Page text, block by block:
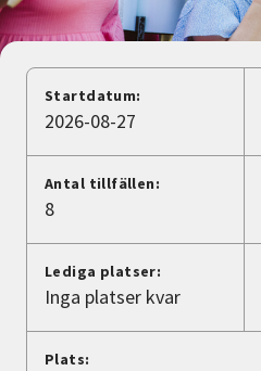
Cirkelledare
Nyheter
Avdelningar
Lyssna
Startdatum:
2026-08-27
Antal tillfällen:
8
Lediga platser:
Inga platser kvar
Plats: